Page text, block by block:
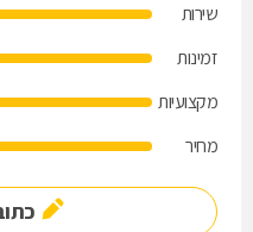
שירות
זמינות
מקצועיות
מחיר